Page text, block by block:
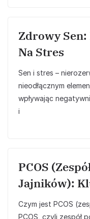
Zdrowy
Na Stres
Sen i stres –
nieodłącznym
wpływając
i
PCOS
Jajników):
Czym jest PCOS
PCOS, czyli zespół